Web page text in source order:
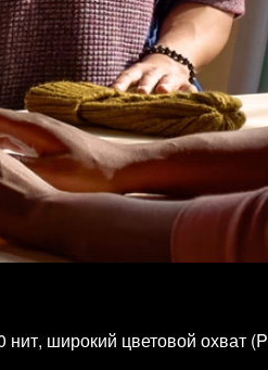
широкий цветовой охват